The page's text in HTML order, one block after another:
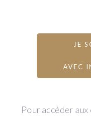
JE
AVEC
Pour accéder